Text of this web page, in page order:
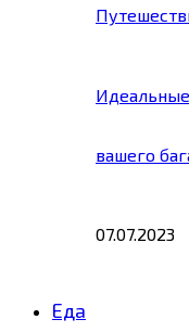
вашего
07.07.2023
Еда